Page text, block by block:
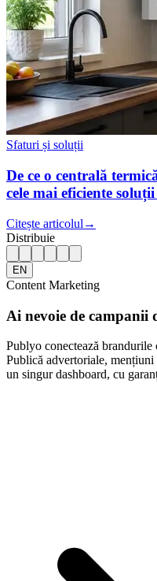
Sfaturi și soluții
De ce o centrală
cele mai eficiente
Citește articolul →
Distribuie
EN
Content Marketing
Ai nevoie de campanii
Publyo conectează brandurile
Publică advertoriale,
un singur dashboard, cu